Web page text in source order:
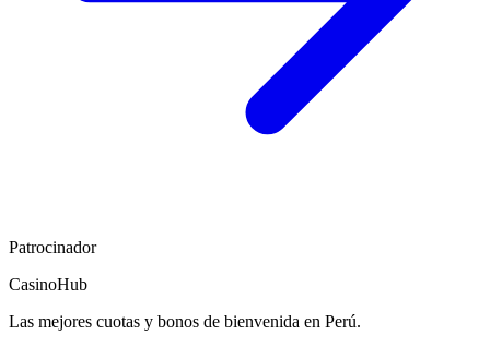
Patrocinador
CasinoHub
Las mejores cuotas y bonos de bienvenida en Perú.